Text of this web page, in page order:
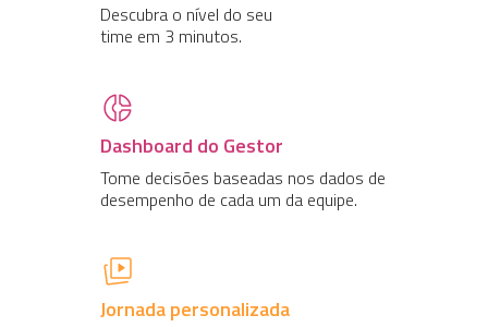
Descubra o nível do seu
time em 3 minutos.
Dashboard do Gestor
Tome decisões baseadas nos dados de
desempenho de cada um da equipe.
Jornada personalizada